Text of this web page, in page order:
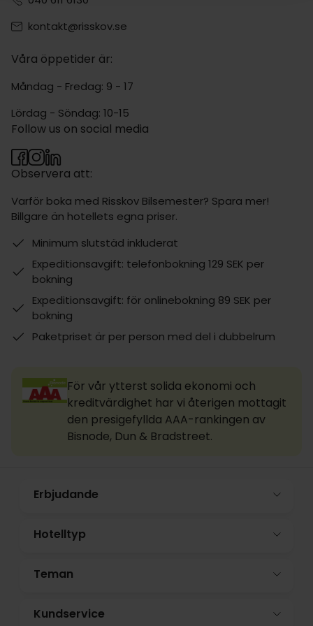
kontakt@risskov.se
Våra öppetider är:
Måndag - Fredag: 9 - 17
Lördag - Söndag: 10-15
Observera att:
Varför boka med Risskov Bilsemester? Spara mer!
Billgare än hotellets egna priser.
Minimum slutstäd inkluderat
Expeditionsavgift: telefonbokning 129 SEK per
bokning
Expeditionsavgift: för onlinebokning 89 SEK per
bokning
Paketpriset är per person med del i dubbelrum
Follow us on social media
För vår ytterst solida ekonomi och
kreditvärdighet har vi återigen mottagit
den presigefyllda AAA-rankingen av
Bisnode, Dun & Bradstreet.
Erbjudande
Hotelltyp
Teman
Kundservice